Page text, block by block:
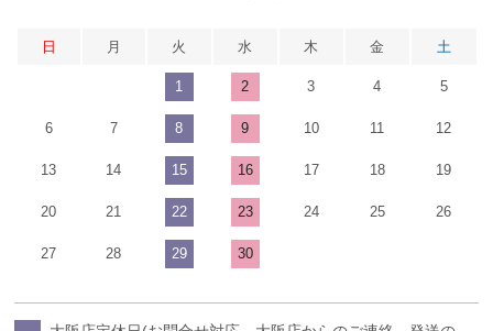
日 月 火 水 木 金 土
1 2 3 4 5
6 7 8 9 10 11 12
13 14 15 16 17 18 19
20 21 22 23 24 25 26
27 28 29 30